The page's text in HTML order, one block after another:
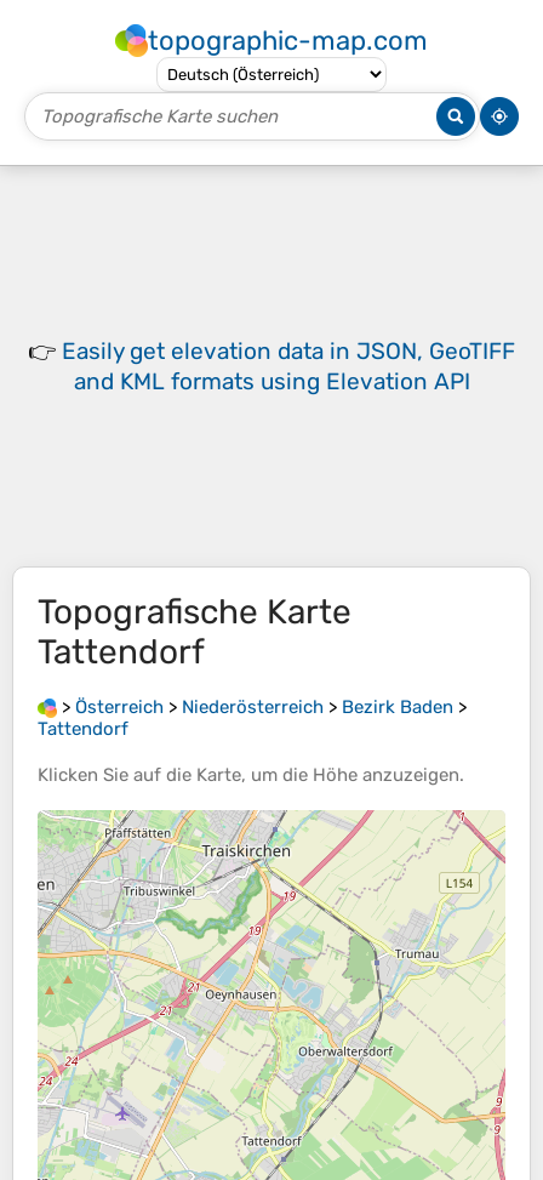
topographic-map.com
👉 Easily get elevation data in JSON, GeoTIFF
and KML formats using Elevation API
Topografische Karte
Tattendorf
> Österreich > Niederösterreich > Bezirk Baden >
Tattendorf
Klicken Sie auf die Karte, um die Höhe anzuzeigen.